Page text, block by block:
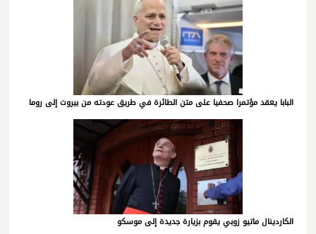
البابا يعقد مؤتمرا صحفيا على متن الطائرة في طريق عودته من بيروت إلى روما
الكاردينال ماتيو زوبي يقوم بزيارة جديدة إلى موسكو